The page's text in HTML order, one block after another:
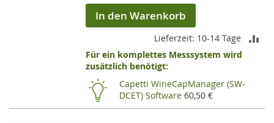
In den Warenkorb
Lieferzeit: 10-14 Tage
Für ein komplettes Messsystem wird
zusätzlich benötigt:
Capetti WineCapManager (SW-
DCET) Software 60,50 €